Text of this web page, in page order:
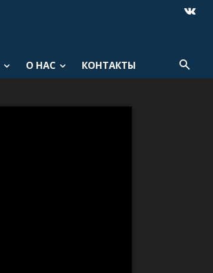
О НАС КОНТАКТЫ